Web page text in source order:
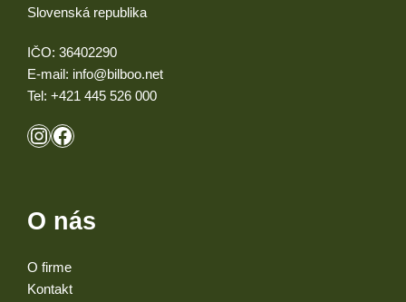
Slovenská republika
IČO: 36402290
E-mail: info@bilboo.net
Tel: +421 445 526 000
O nás
O firme
Kontakt